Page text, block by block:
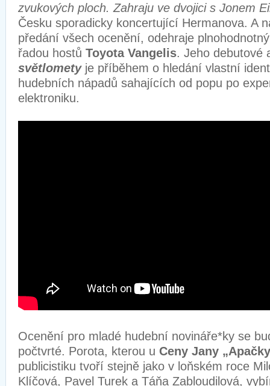
zvukových ploch. Zahraju ve dvojici s Jonem
Česku sporadicky koncertující Hermanova. A
předání všech ocenění, odehraje
řadou hostů Toyota Vangelis. Jeho debutové
světlometyje příběhem o hledání vlastní
hudebních nápadů sahajících od popu po
elektroniku.
Ocenění pro mladé hudební novináře*ky se
počtvrté. Porota, kterou u Ceny Jany
publicistiku tvoří stejně jako v loňském roce
Klíčová, Pavel Turek a Táňa Zabloudilová,